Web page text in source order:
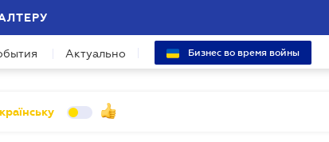
Актуально Бизнес во время войны